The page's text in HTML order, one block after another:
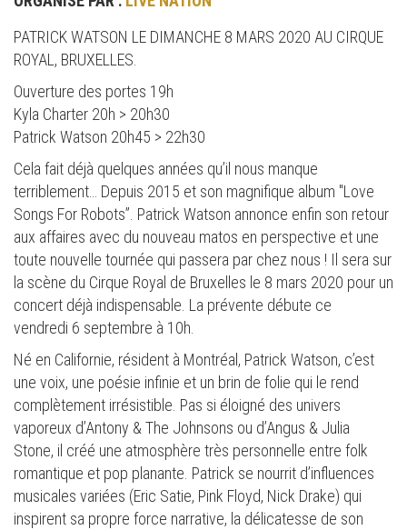
PATRICK WATSON LE DIMANCHE 8 MARS 2020 AU CIRQUE
ROYAL, BRUXELLES.
Ouverture des portes 19h
Kyla Charter 20h > 20h30
Patrick Watson 20h45 > 22h30
Cela fait déjà quelques années qu’il nous manque
terriblement… Depuis 2015 et son magnifique album "Love
Songs For Robots”. Patrick Watson annonce enfin son retour
aux affaires avec du nouveau matos en perspective et une
toute nouvelle tournée qui passera par chez nous ! Il sera sur
la scène du Cirque Royal de Bruxelles le 8 mars 2020 pour un
concert déjà indispensable. La prévente débute ce
vendredi 6 septembre à 10h.
Né en Californie, résident à Montréal, Patrick Watson, c’est
une voix, une poésie infinie et un brin de folie qui le rend
complètement irrésistible. Pas si éloigné des univers
vaporeux d’Antony & The Johnsons ou d’Angus & Julia
Stone, il créé une atmosphère très personnelle entre folk
romantique et pop planante. Patrick se nourrit d’influences
musicales variées (Eric Satie, Pink Floyd, Nick Drake) qui
inspirent sa propre force narrative, la délicatesse de son